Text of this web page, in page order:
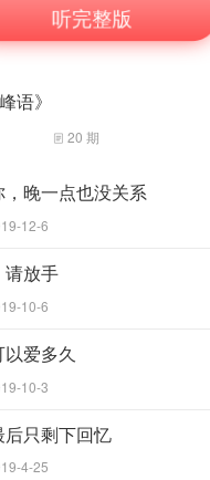
听完整版
语》
20 期
，晚一点也没关系
12-6
请放手
10-6
爱多久
10-3
只剩下回忆
4-25